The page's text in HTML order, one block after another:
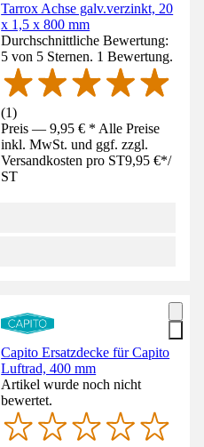
Tarrox Achse galv.verzinkt, 20
x 1,5 x 800 mm
Durchschnittliche Bewertung:
5 von 5 Sternen. 1 Bewertung.
(1)
Preis — 9,95 € * Alle Preise
inkl. MwSt. und ggf. zzgl.
Versandkosten pro ST9,95 €*/
ST
Capito Ersatzdecke für Capito
Luftrad, 400 mm
Artikel wurde noch nicht
bewertet.